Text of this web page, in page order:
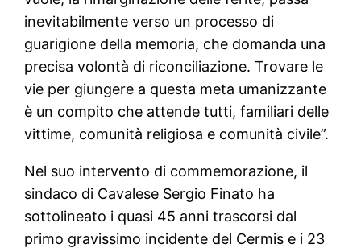
inevitabilmente verso un processo di
guarigione della memoria, che domanda una
precisa volontà di riconciliazione. Trovare le
vie per giungere a questa meta umanizzante
è un compito che attende tutti, familiari delle
vittime, comunità religiosa e comunità civile”.
Nel suo intervento di commemorazione, il
sindaco di Cavalese Sergio Finato ha
sottolineato i quasi 45 anni trascorsi dal
primo gravissimo incidente del Cermis e i 23